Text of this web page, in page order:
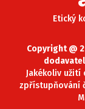
Etický
Copyright @
Jakékoliv
zpřístupňování